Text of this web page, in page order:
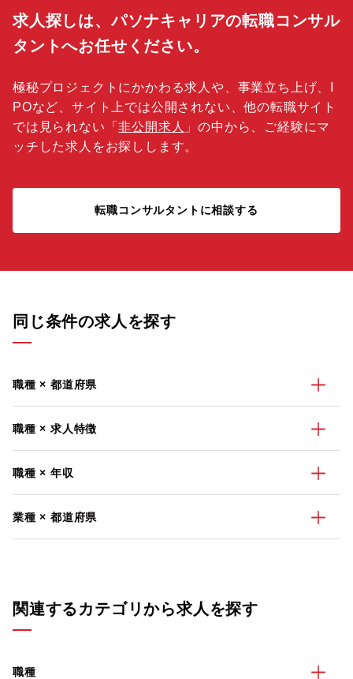
求人探しは、パソナキャリアの転職コンサル
タントへお任せください。
極秘プロジェクトにかかわる求人や、事業立ち上げ、I
POなど、サイト上では公開されない、他の転職サイト
では見られない「非公開求人 」の中から、ご経験にマ
ッチした求人をお探しします。
転職コンサルタントに相談する
同じ条件の求人を探す
職種 × 都道府県
職種 × 求人特徴
職種 × 年収
業種 × 都道府県
関連するカテゴリから求人を探す
職種